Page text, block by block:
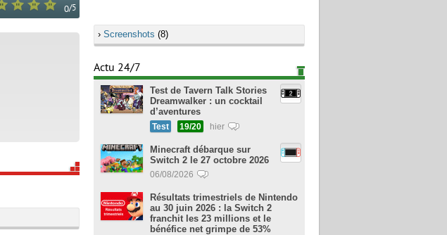
0/5
› Screenshots (8)
Actu 24/7
Test de Tavern Talk Stories
Dreamwalker : un cocktail
d’aventures
Test 19/20 hier
Minecraft débarque sur
Switch 2 le 27 octobre 2026
06/08/2026
Résultats trimestriels de Nintendo
au 30 juin 2026 : la Switch 2
franchit les 23 millions et le
bénéfice net grimpe de 53%